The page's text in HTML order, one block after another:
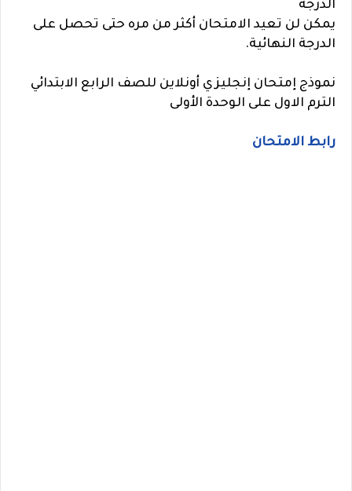
الدرجة
يمكن لن تعيد الامتحان أكثر من مره حتى تحصل على
الدرجة النهائية.
نموذج إمتحان إنجليزي أونلاين للصف الرابع الابتدائي
الترم الاول على الوحدة الأولى
رابط الامتحان